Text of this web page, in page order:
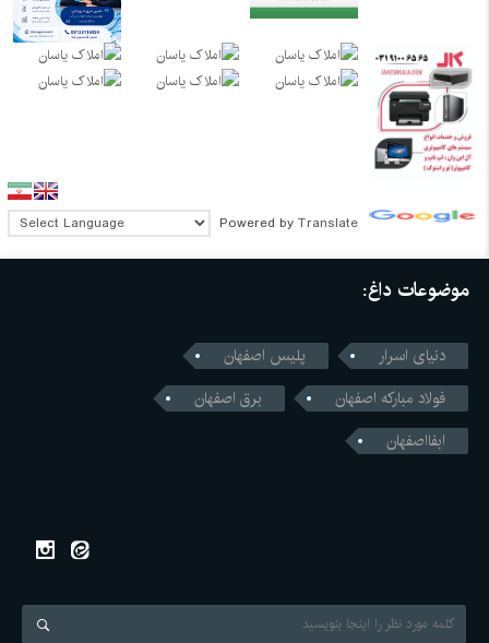
Powered by Translate
موضوعات داغ:
دنیای اسرار
پلیس اصفهان
فولاد مبارکه اصفهان
برق اصفهان
ابفااصفهان